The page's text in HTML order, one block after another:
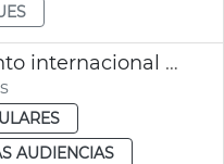
Impulso reconocimiento internacional Corpus Christi València
AUDIENCIAS